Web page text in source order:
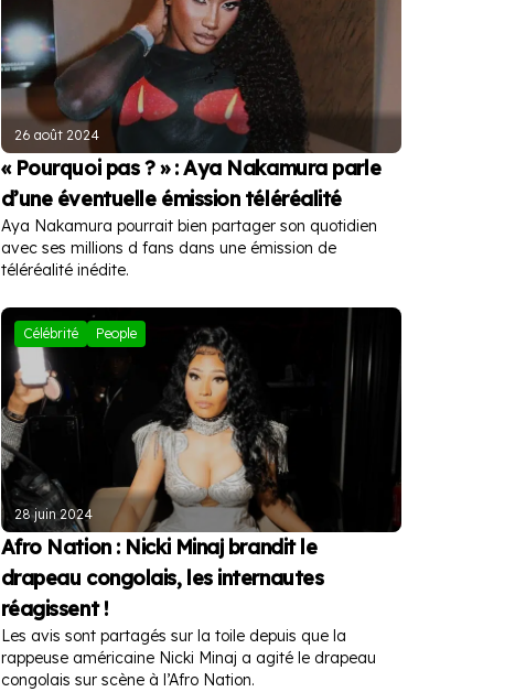
26 août 2024
« Pourquoi pas ? » : Aya Nakamura parle
d’une éventuelle émission téléréalité
Aya Nakamura pourrait bien partager son quotidien
avec ses millions d fans dans une émission de
téléréalité inédite.
Célébrité People
28 juin 2024
Afro Nation : Nicki Minaj brandit le
drapeau congolais, les internautes
réagissent !
Les avis sont partagés sur la toile depuis que la
rappeuse américaine Nicki Minaj a agité le drapeau
congolais sur scène à l’Afro Nation.